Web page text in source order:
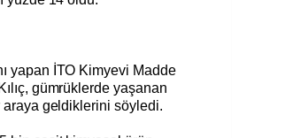
yapan İTO Kimyevi Madde
gümrüklerde yaşanan
geldiklerini söyledi.